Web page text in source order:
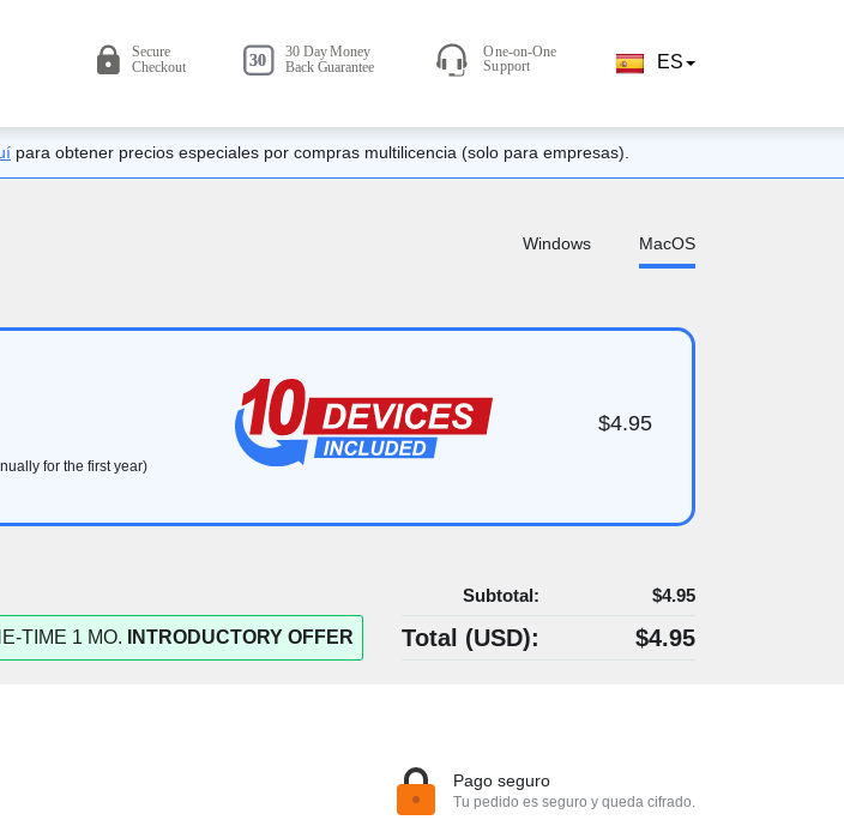
ES
para obtener precios especiales por compras multilicencia (solo para empresas).
Windows MacOS
for the first year)
$4.95
Subtotal: $4.95
TIME 1 MO. INTRODUCTORY OFFER Total (USD): $4.95
Pago seguro
Tu pedido es seguro y queda cifrado.